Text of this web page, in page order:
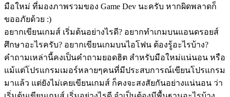
มือใหม่ ที่มองภาพรวมของ Game Dev นะครับ หากผิดพลาดก็
ขออภัยด้วย :)
อยากเขียนเกมส์ เริ่มต้นอย่างไรดี? อยากทำเกมบนแอนดรอยส์
ศึกษาอะไรครับ? อยากเขียนเกมบนไอโฟน ต้องรู้อะไรบ้าง?
คำถามเหล่านี้คงเป็นคำถามยอดฮิต สำหรับมือใหม่แน่นอน หรือ
แม้แต่โปรแกรมเมอร์หลายๆคนที่มีประสบการณ์เขียนโปรแกรม
มาแล้ว แต่ยังไม่เคยเขียนเกมส์ ก็คงจะสงสัยกันอย่างแน่นอน ว่า